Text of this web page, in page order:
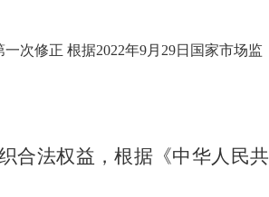
次修正 根据2022年9月29日国家市场监
合法权益，根据《中华人民共